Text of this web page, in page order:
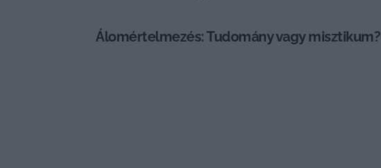
Álomértelmezés: Tudomány vagy misztikum?